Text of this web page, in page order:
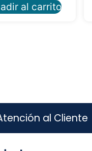
al carrito
al Cliente